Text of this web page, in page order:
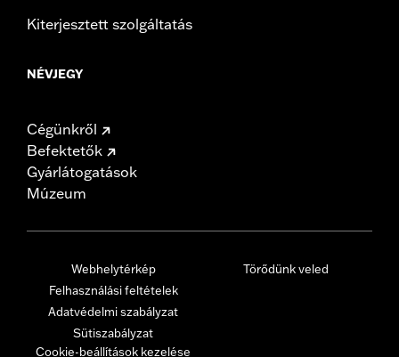
Kiterjesztett szolgáltatás
NÉVJEGY
Cégünkről
Befektetők
Gyárlátogatások
Múzeum
Webhelytérkép
Felhasználási feltételek
Adatvédelmi szabályzat
Sütiszabályzat
Cookie-beállítások kezelése
Törődünk veled